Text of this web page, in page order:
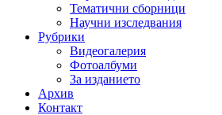
Тематични сборници
Научни изследвания
Рубрики
Видеогалерия
Фотоалбуми
За изданието
Архив
Контакт